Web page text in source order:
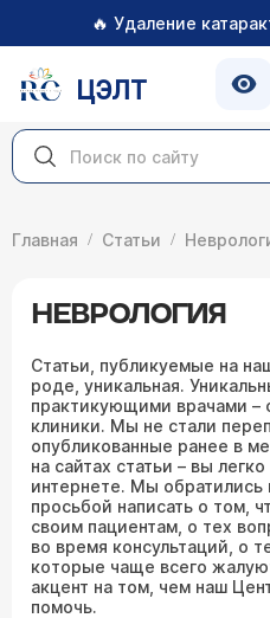
🔥 Удаление
ЦЭЛТ
Главная Статьи
НЕВРОЛОГИЯ
Статьи, публикуемые на
роде, уникальная.
практикующими врачами –
клиники. Мы не стали
опубликованные ранее в
на сайтах статьи – вы
интернете. Мы обратились
просьбой написать о том,
своим пациентам, о тех
во время консультаций, о
которые чаще всего
акцент на том, чем наш
помочь.